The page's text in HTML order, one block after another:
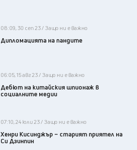
08:09, 30 сеп 23 / Защо ни е важно
Дипломацията на пандите
06:05, 15 авг 23 / Защо ни е важно
Дебют на китайския шпионаж в
социалните медии
07:10, 24 юли 23 / Защо ни е важно
Хенри Кисинджър – старият приятел на
Си Дзинпин